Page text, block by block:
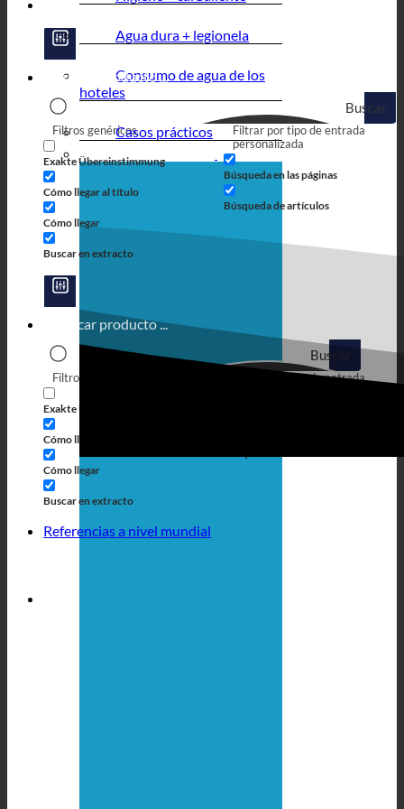
Buscar
en
Filtros genéricos
Exakte Übereinstimmung
Cómo llegar al título
Cómo llegar
Buscar en extracto
Filtrar por tipo de entrada
personalizada
Búsqueda en las páginas
Búsqueda de artículos
Buscar
Filtros genéricos
Exakte Übereinstimmung
Cómo llegar al título
Cómo llegar
Buscar en extracto
Filtrar por tipo de entrada
Referencias a nivel mundial
Agua dura + legionela
Consumo de agua de los
hoteles
Casos prácticos